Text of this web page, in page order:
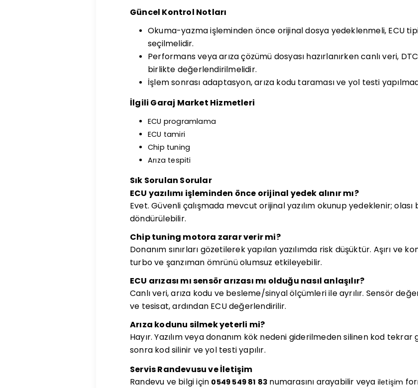
Güncel Kontrol Notları
Okuma-yazma işleminden önce orijinal dosya yedeklenmeli, ECU
seçilmelidir.
Performans veya arıza çözümü dosyası hazırlanırken canlı veri,
birlikte değerlendirilmelidir.
İşlem sonrası adaptasyon, arıza kodu taraması ve yol testi
İlgili Garaj Market Hizmetleri
ECU programlama
ECU tamiri
Chip tuning
Arıza tespiti
Sık Sorulan Sorular
ECU yazılımı işleminden önce orijinal yedek alınır mı?
Evet. Güvenli çalışmada mevcut orijinal yazılım okunup yedeklenir;
döndürülebilir.
Chip tuning motora zarar verir mi?
Donanım sınırları gözetilerek yapılan yazılımda risk düşüktür. Aşırı ve
turbo ve şanzıman ömrünü olumsuz etkileyebilir.
ECU arızası mı sensör arızası mı olduğu nasıl anlaşılır?
Canlı veri, arıza kodu ve besleme/sinyal ölçümleri ile ayrılır. Sensör
ve tesisat, ardından ECU değerlendirilir.
Arıza kodunu silmek yeterli mi?
Hayır. Yazılım veya donanım kök nedeni giderilmeden silinen kod
sonra kod silinir ve yol testi yapılır.
Servis Randevusu ve İletişim
Randevu ve bilgi için 0549 549 81 83 numarasını arayabilir veya iletişim